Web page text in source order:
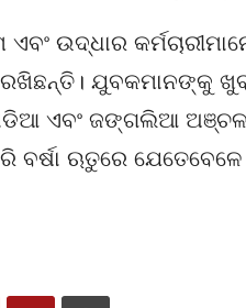
ଉଦ୍ଧାର
ଯୁବକମାନଙ୍କୁ
ଏବଂ ଜଙ୍ଗଲିଆ
ଋତୁରେ